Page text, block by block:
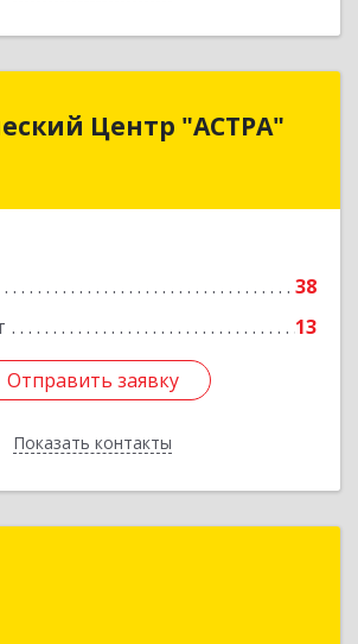
Центр "АСТРА"
38
13
Отправить заявку
Показать контакты
Центр "АСТРА"
г, Муравская ул, дом № 38,
Отправить заявку
Назад
г, Большая Марьинская ул, дом